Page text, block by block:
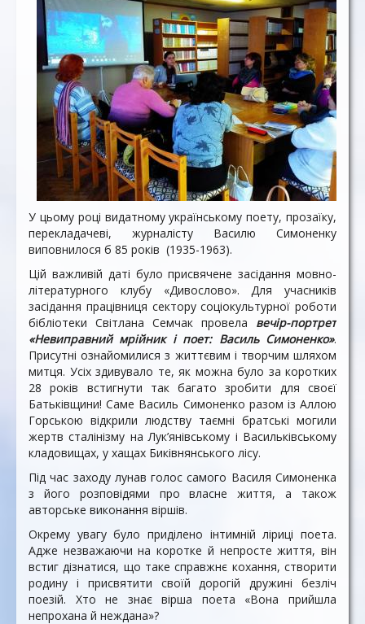
У цьому році видатному українському поету, прозаїку,
перекладачеві, журналісту Василю Симоненку
виповнилося б 85 років (1935-1963).
Цій важливій даті було присвячене засідання мовно-
літературного клубу «Дивослово». Для учасників
засідання працівниця сектору соціокультурної роботи
бібліотеки Світлана Семчак провела вечір-портрет
«Невиправний мрійник і поет: Василь Симоненко».
Присутні ознайомилися з життєвим і творчим шляхом
митця. Усіх здивувало те, як можна було за коротких
28 років встигнути так багато зробити для своєї
Батьківщини! Саме Василь Симоненко разом із Аллою
Горською відкрили людству таємні братські могили
жертв сталінізму на Лук’янівському і Васильківському
кладовищах, у хащах Биківнянського лісу.
Під час заходу лунав голос самого Василя Симоненка
з його розповідями про власне життя, а також
авторське виконання віршів.
Окрему увагу було приділено інтимній ліриці поета.
Адже незважаючи на коротке й непросте життя, він
встиг дізнатися, що таке справжнє кохання, створити
родину і присвятити своїй дорогій дружині безліч
поезій. Хто не знає вірша поета «Вона прийшла
непрохана й неждана»?